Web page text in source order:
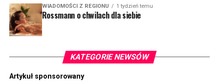
WIADOMOŚCI Z REGIONU 1 tydzień temu
Rossmann o chwilach dla siebie
KATEGORIE NEWSÓW
Artykuł sponsorowany